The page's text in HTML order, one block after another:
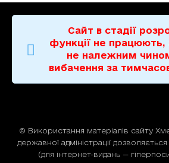
Сайт в стадії
функції не
не належним
вибачення за
© Використання матерiалiв сайту
державної адміністрації
(для iнтернет-видань —